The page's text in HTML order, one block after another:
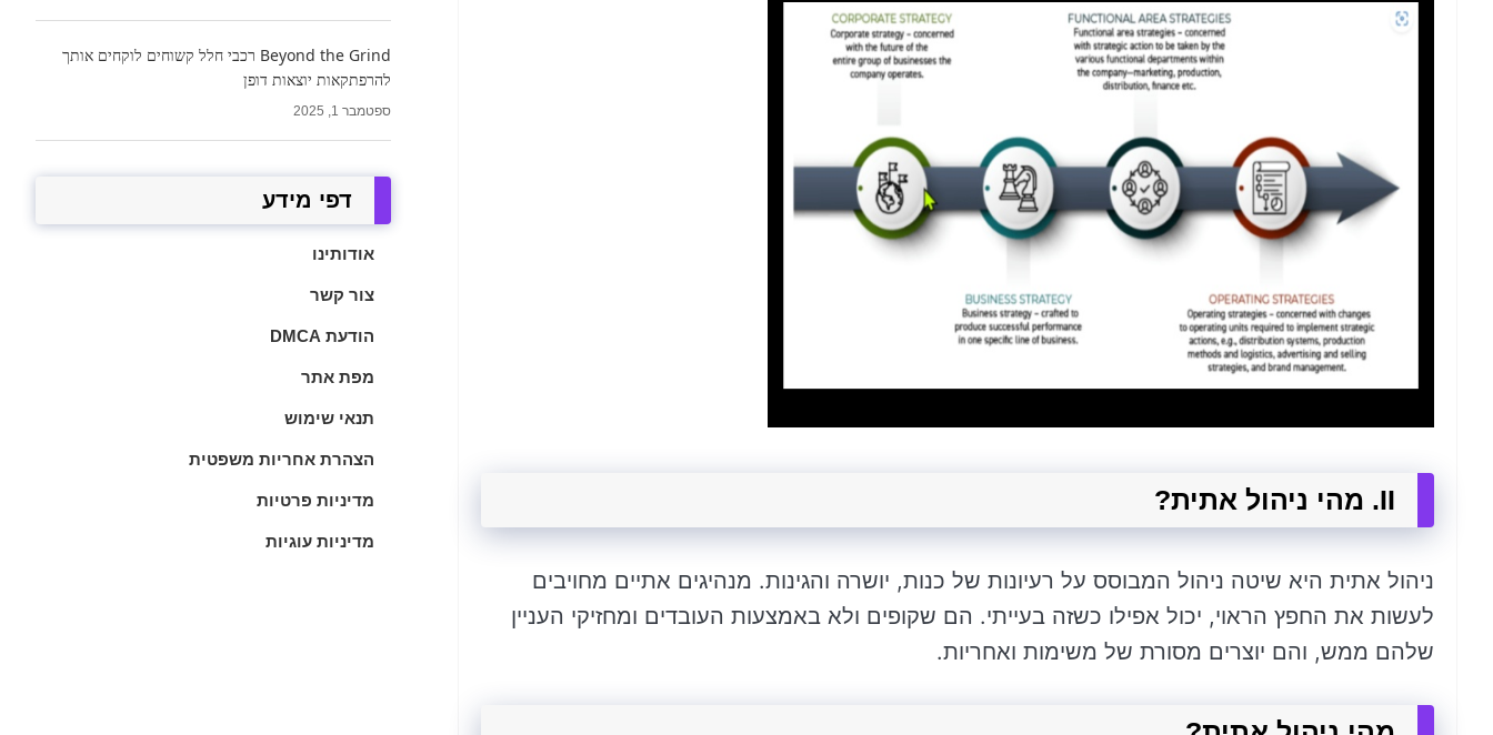
II. מהי ניהול אתית?
ניהול אתית היא שיטה ניהול המבוסס על רעיונות של כנות, יושרה והגינות. מנהיגים אתיים מחויבים
לעשות את החפץ הראוי, יכול אפילו כשזה בעייתי. הם שקופים ולא באמצעות העובדים ומחזיקי העניין
שלהם ממש, והם יוצרים מסורת של משימות ואחריות.
Beyond the Grind רכבי חלל קשוחים לוקחים אותך
להרפתקאות יוצאות דופן
ספטמבר 1, 2025
דפי מידע
אודותינו
צור קשר
הודעת DMCA
מפת אתר
תנאי שימוש
הצהרת אחריות משפטית
מדיניות פרטיות
מדיניות עוגיות